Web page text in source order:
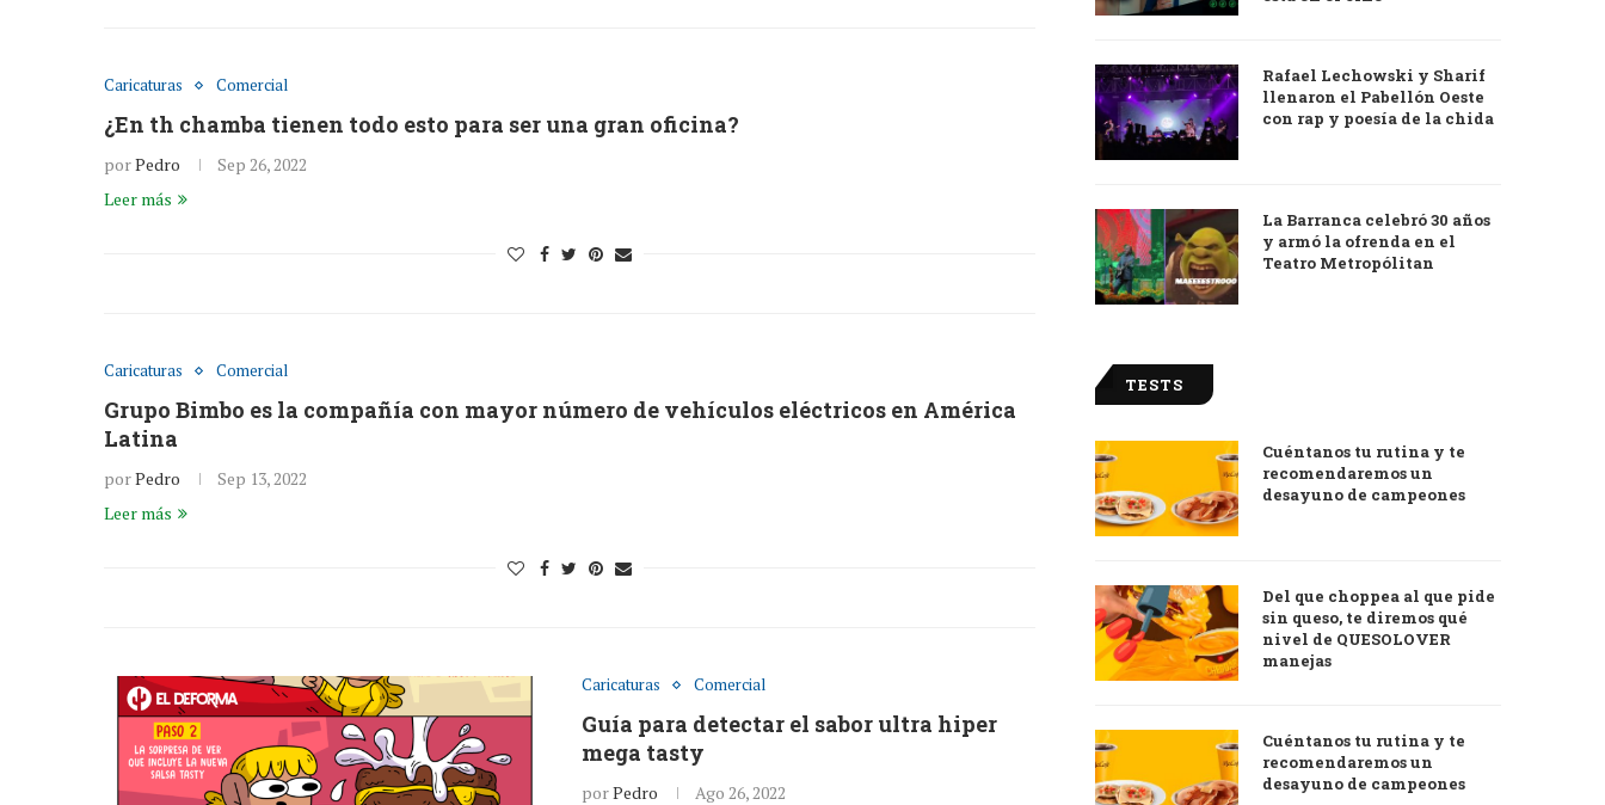
Caricaturas Comercial
¿En th chamba tienen todo esto para ser una gran oficina?
porPedro
Sep 26, 2022
Leer más
Caricaturas Comercial
Grupo Bimbo es la compañía con mayor número de vehículos eléctricos en América
Latina
porPedro
Sep 13, 2022
Leer más
Caricaturas Comercial
Guía para detectar el sabor ultra hiper
mega tasty
porPedro Ago 26, 2022
Rafael Lechowski y Sharif
llenaron el Pabellón Oeste
con rap y poesía de la chida
La Barranca celebró 30 años
y armó la ofrenda en el
Teatro Metropólitan
TESTS
Cuéntanos tu rutina y te
recomendaremos un
desayuno de campeones
Del que choppea al que pide
sin queso, te diremos qué
nivel de QUESOLOVER
manejas
Cuéntanos tu rutina y te
recomendaremos un
desayuno de campeones